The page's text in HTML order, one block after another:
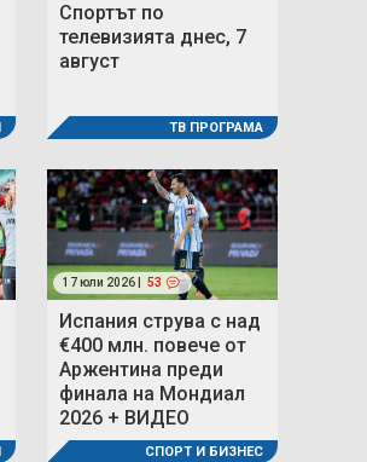
Спортът по
телевизията днес, 7
август
ТВ ПРОГРАМА
17 юли 2026 | 53
Испания струва с над
€400 млн. повече от
Аржентина преди
финала на Мондиал
2026 + ВИДЕО
СПОРТ И БИЗНЕС